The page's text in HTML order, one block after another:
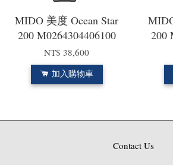
MIDO 美度 Ocean Star
200 M0264304406100
NT$ 38,600
加入購物車
200
Contact Us